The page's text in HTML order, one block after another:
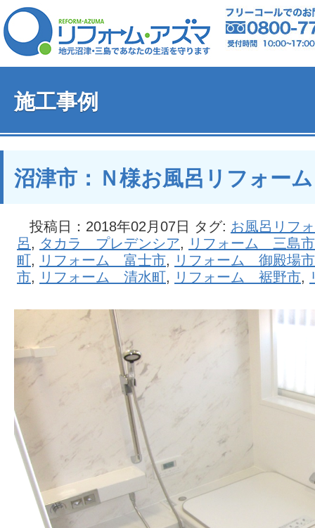
施工事例
沼津市：Ｎ様お風呂リフォーム
投稿日：2018年02月07日 タグ: お風呂リフ
呂, タカラ プレデンシア, リフォーム 三島市
町, リフォーム 富士市, リフォーム 御殿場市
市, リフォーム 清水町, リフォーム 裾野市,